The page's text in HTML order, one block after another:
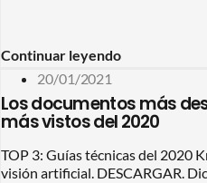
Continuar leyendo
20/01/2021
Los documentos más
más vistos del 2020
TOP 3: Guías técnicas del 2020
visión artificial. DESCARGAR.